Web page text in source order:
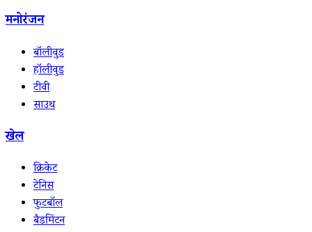
मनोरंजन
बॉलीवुड
हॉलीवुड
टीवी
साउथ
खेल
क्रिकेट
टेनिस
फुटबॉल
बैडमिंटन